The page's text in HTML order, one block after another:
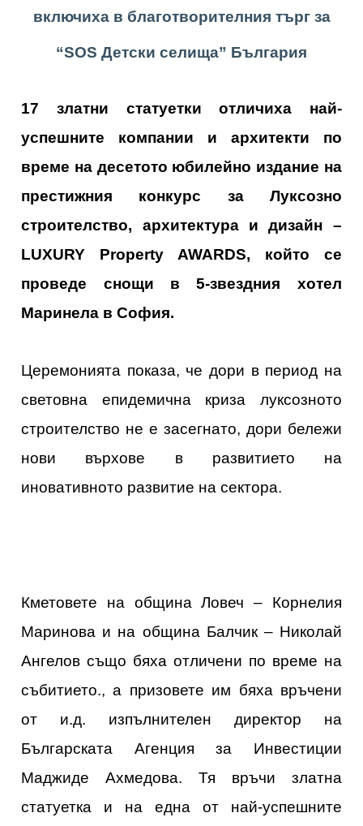
включиха в благотворителния търг за
“SOS Детски селища” България
17 златни статуетки отличиха най-
успешните компании и архитекти по
време на десетото юбилейно издание на
престижния конкурс за Луксозно
строителство, архитектура и дизайн –
LUXURY Property AWARDS, който се
проведе снощи в 5-звездния хотел
Маринела в София.
Церемонията показа, че дори в период на
световна епидемична криза луксозното
строителство не е засегнато, дори бележи
нови върхове в развитието на
иновативното развитие на сектора.
Кметовете на община Ловеч – Корнелия
Маринова и на община Балчик – Николай
Ангелов също бяха отличени по време на
събитието., а призовете им бяха връчени
от и.д. изпълнителен директор на
Българската Агенция за Инвестиции
Маджиде Ахмедова. Тя връчи златна
статуетка и на една от най-успешните